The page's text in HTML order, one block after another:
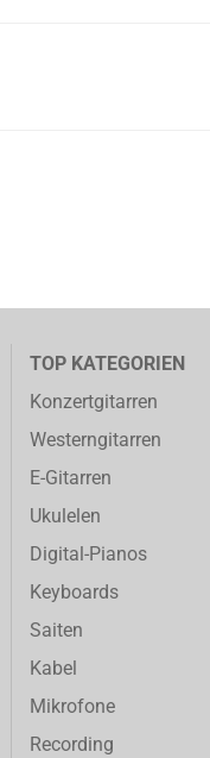
TOP KATEGORIEN
Konzertgitarren
Westerngitarren
E-Gitarren
Ukulelen
Digital-Pianos
Keyboards
Saiten
Kabel
Mikrofone
Recording